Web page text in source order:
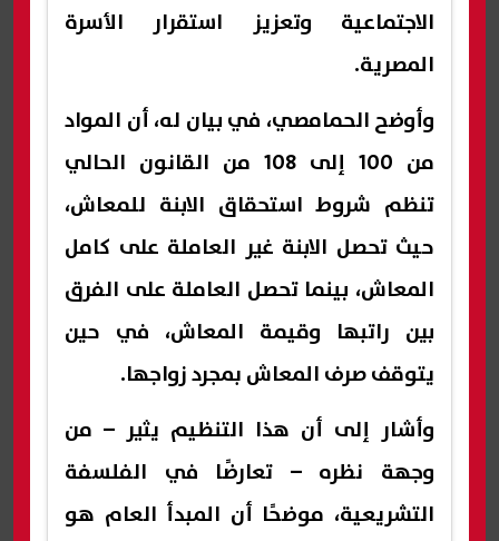
الاجتماعية وتعزيز استقرار الأسرة
المصرية.
وأوضح الحمامصي، في بيان له، أن المواد
من 100 إلى 108 من القانون الحالي
تنظم شروط استحقاق الابنة للمعاش،
حيث تحصل الابنة غير العاملة على كامل
المعاش، بينما تحصل العاملة على الفرق
بين راتبها وقيمة المعاش، في حين
يتوقف صرف المعاش بمجرد زواجها.
وأشار إلى أن هذا التنظيم يثير – من
وجهة نظره – تعارضًا في الفلسفة
التشريعية، موضحًا أن المبدأ العام هو